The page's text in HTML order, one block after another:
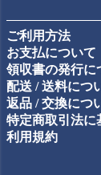
ご利用方法
お支払について
領収書の発行に
配送 / 送料につ
返品 / 交換につ
特定商取引法に
利用規約